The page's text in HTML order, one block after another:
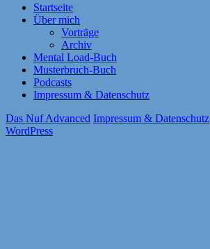
Startseite
Über mich
Vorträge
Archiv
Mental Load-Buch
Musterbruch-Buch
Podcasts
Impressum & Datenschutz
Das Nuf Advanced Impressum & Datenschutz
WordPress